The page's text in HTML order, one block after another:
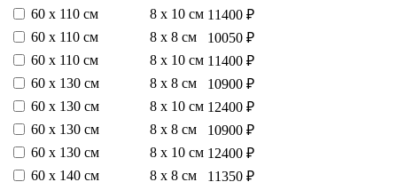
60 х 110 см
8 х 10 см 11400 ₽
60 х 110 см
8 х 8 см
10050 ₽
60 х 110 см
8 х 10 см 11400 ₽
60 х 130 см
8 х 8 см
10900 ₽
60 х 130 см
8 х 10 см 12400 ₽
60 х 130 см
8 х 8 см
10900 ₽
60 х 130 см
8 х 10 см 12400 ₽
60 х 140 см
8 х 8 см
11350 ₽